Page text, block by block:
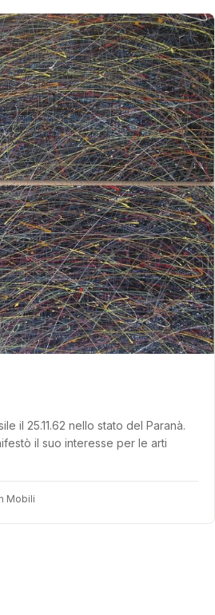
il 25.11.62 nello stato del Paranà.
il suo interesse per le arti
Mobili